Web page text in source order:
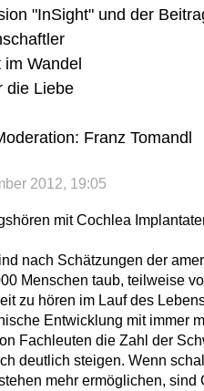
"InSight" und der
Wandel
die Liebe
Franz Tomandl
2012, 19:05
mit Cochlea
nach Schätzungen der
Menschen taub, teilweise
zu hören im Lauf des
Entwicklung mit immer
Fachleuten die Zahl der
deutlich steigen. Wenn
mehr ermöglichen, sind